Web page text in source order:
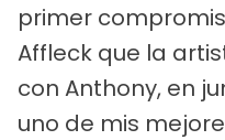
primer
Affleck que la
con Anthony, en
uno de mis